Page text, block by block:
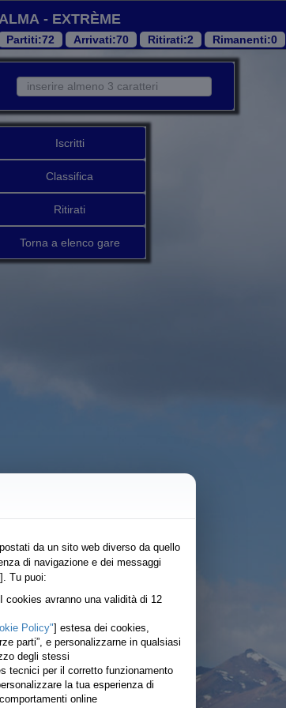
- Extrème
Partiti:72 Arrivati:70 Ritirati:2 Rimanenti:0
Iscritti
Classifica
Ritirati
Torna a elenco gare
da un sito web diverso da quello
di navigazione e dei messaggi
]. Tu puoi:
avranno una validità di 12
Policy"] estesa dei cookies,
parti”, e personalizzarne in qualsiasi
degli stessi
tecnici per il corretto funzionamento
la tua esperienza di
online